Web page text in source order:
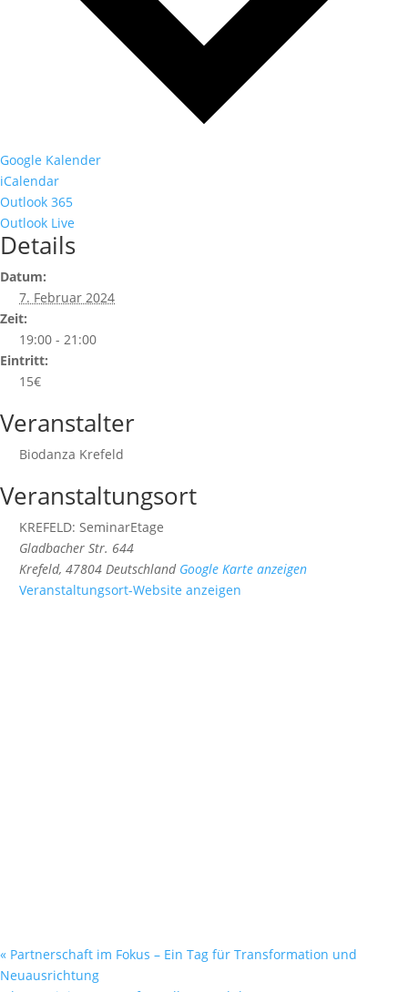
Google Kalender
iCalendar
Outlook 365
Outlook Live
Details
Datum:
7. Februar 2024
Zeit:
19:00 - 21:00
Eintritt:
15€
Veranstalter
Biodanza Krefeld
Veranstaltungsort
KREFELD: SeminarEtage
Gladbacher Str. 644
Krefeld, 47804 Deutschland Google Karte anzeigen
Veranstaltungsort-Website anzeigen
« Partnerschaft im Fokus – Ein Tag für Transformation und
Neuausrichtung